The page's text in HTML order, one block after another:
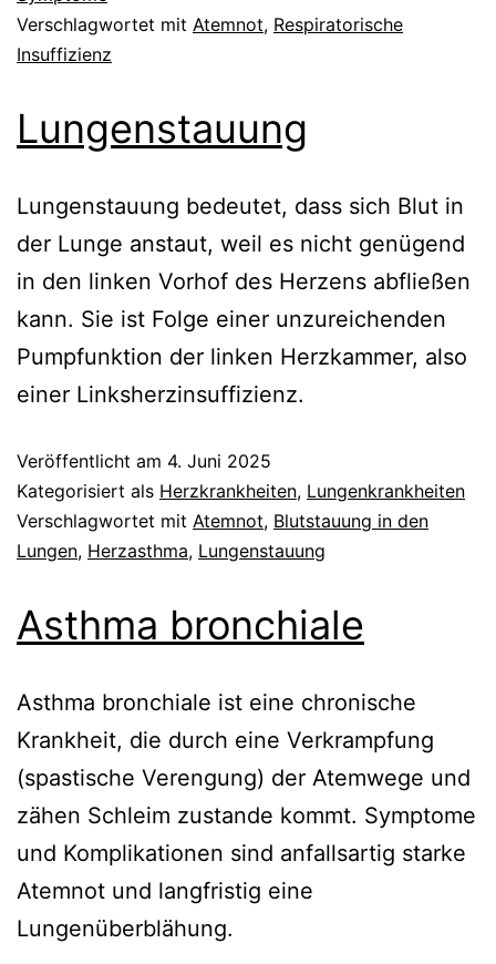
Verschlagwortet mit Atemnot, Respiratorische
Insuffizienz
Lungenstauung
Lungenstauung bedeutet, dass sich Blut in
der Lunge anstaut, weil es nicht genügend
in den linken Vorhof des Herzens abfließen
kann. Sie ist Folge einer unzureichenden
Pumpfunktion der linken Herzkammer, also
einer Linksherzinsuffizienz.
Veröffentlicht am 4. Juni 2025
Kategorisiert als Herzkrankheiten, Lungenkrankheiten
Verschlagwortet mit Atemnot, Blutstauung in den
Lungen, Herzasthma, Lungenstauung
Asthma bronchiale
Asthma bronchiale ist eine chronische
Krankheit, die durch eine Verkrampfung
(spastische Verengung) der Atemwege und
zähen Schleim zustande kommt. Symptome
und Komplikationen sind anfallsartig starke
Atemnot und langfristig eine
Lungenüberblähung.